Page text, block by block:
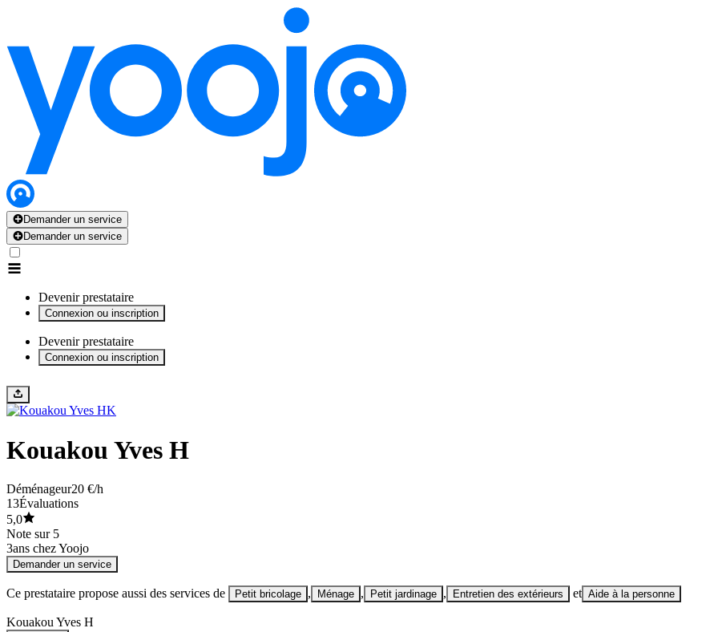
Demander un service
Demander un service
Devenir prestataire
Connexion ou inscription
Devenir prestataire
Connexion ou inscription
K
Kouakou Yves H
Déménageur20 €/h
13Évaluations
5,0
Note sur 5
3ans chez Yoojo
Demander un service
Ce prestataire propose aussi des services de Petit bricolage , Ménage , Petit jardinage , Entretien des extérieurs et Aide à la personne
Kouakou Yves H